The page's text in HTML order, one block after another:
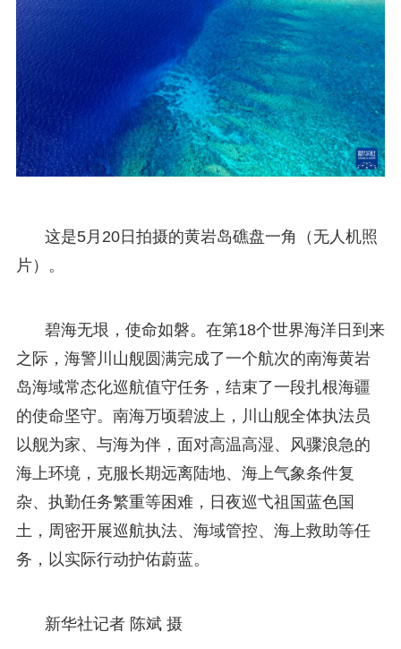
这是5月20日拍摄的黄岩岛礁盘一角（无人机照
片）。
碧海无垠，使命如磐。在第18个世界海洋日到来
之际，海警川山舰圆满完成了一个航次的南海黄岩
岛海域常态化巡航值守任务，结束了一段扎根海疆
的使命坚守。南海万顷碧波上，川山舰全体执法员
以舰为家、与海为伴，面对高温高湿、风骤浪急的
海上环境，克服长期远离陆地、海上气象条件复
杂、执勤任务繁重等困难，日夜巡弋祖国蓝色国
土，周密开展巡航执法、海域管控、海上救助等任
务，以实际行动护佑蔚蓝。
新华社记者 陈斌 摄